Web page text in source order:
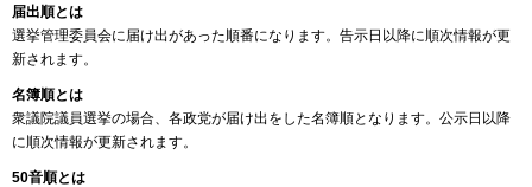
届出順とは
選挙管理委員会に届け出があった順番になります。告示日以降に順次情報が更
新されます。
名簿順とは
衆議院議員選挙の場合、各政党が届け出をした名簿順となります。公示日以降
に順次情報が更新されます。
50音順とは